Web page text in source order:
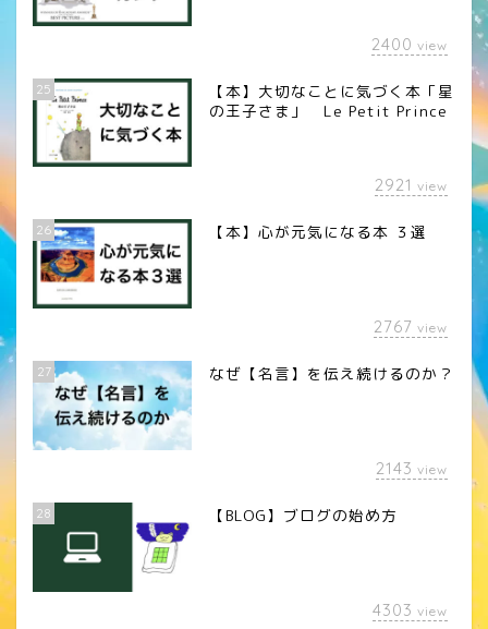
2400 view
25
【本】大切なことに気づく本「星
の王子さま」 Le Petit Prince
2921 view
26 【本】心が元気になる本 ３選
2767 view
27 なぜ【名言】を伝え続けるのか？
2143 view
28 【BLOG】ブログの始め方
4303 view